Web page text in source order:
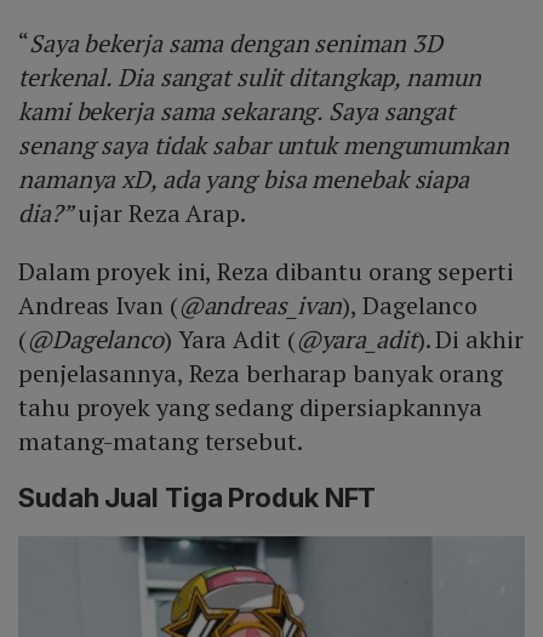
“Saya bekerja sama dengan seniman 3D
terkenal. Dia sangat sulit ditangkap, namun
kami bekerja sama sekarang. Saya sangat
senang saya tidak sabar untuk mengumumkan
namanya xD, ada yang bisa menebak siapa
dia?”ujar Reza Arap.
Dalam proyek ini, Reza dibantu orang seperti
Andreas Ivan (@andreas_ivan), Dagelanco
(@Dagelanco) Yara Adit (@yara_adit). Di akhir
penjelasannya, Reza berharap banyak orang
tahu proyek yang sedang dipersiapkannya
matang-matang tersebut.
Sudah Jual Tiga Produk NFT